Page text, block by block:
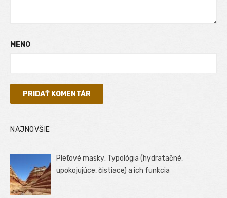
MENO
NAJNOVŠIE
Pleťové masky: Typológia (hydratačné,
upokojujúce, čistiace) a ich funkcia